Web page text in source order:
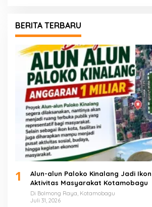
BERITA TERBARU
1
Alun-alun Paloko Kinalang Jadi
Aktivitas Masyarakat Kotamobagu
Di Bolmong Raya, Kotamobagu
Juli 31, 2026